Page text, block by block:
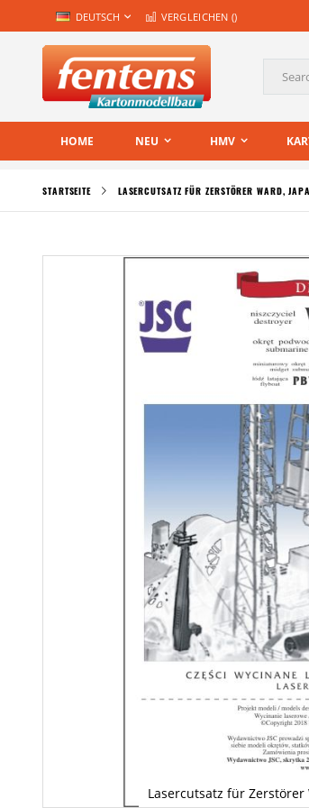
Zum
Inhalt
springen
SPRACHEDEUTSCH VERGLEICHEN ()
HOME NEU HMV
STARTSEITE LASERCUTSATZ FÜR ZERSTÖRER WARD,
Lasercutsatz für Zerstörer